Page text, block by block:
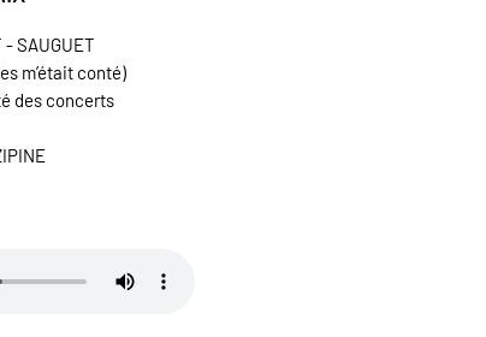
- SAUGUET
m’était conté)
des concerts